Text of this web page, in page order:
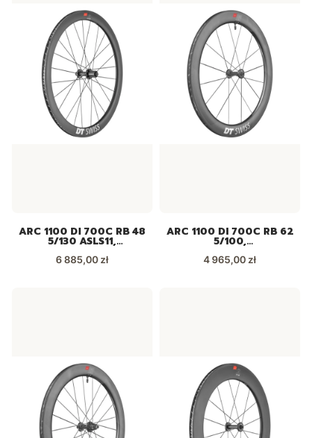
ARC 1100 DI 700C RB 48
5/130 ASLS11,
Cena
6 885,00 zł
ARC 1100 DI 700C RB 62
5/100,
Cena
4 965,00 zł